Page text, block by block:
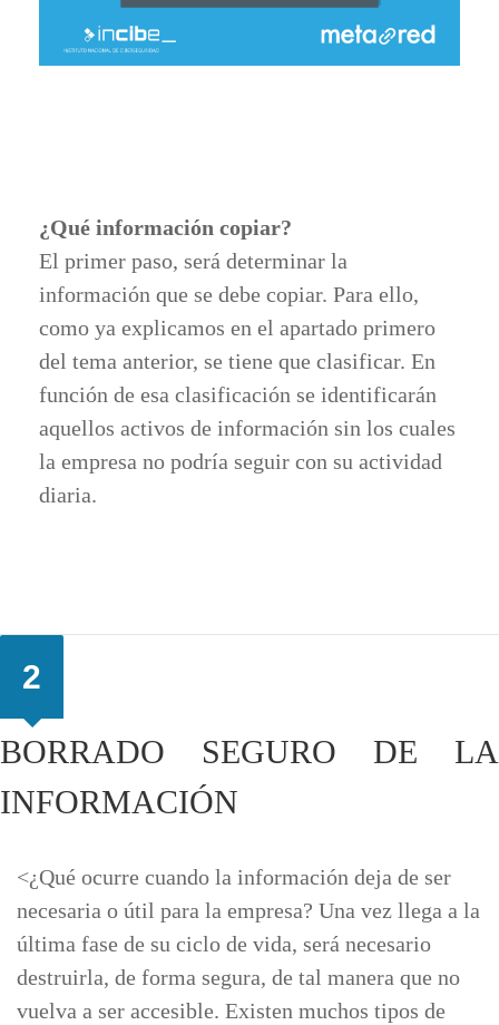
¿Qué información copiar?
El primer paso, será determinar la
información que se debe copiar. Para ello,
como ya explicamos en el apartado primero
del tema anterior, se tiene que clasificar. En
función de esa clasificación se identificarán
aquellos activos de información sin los cuales
la empresa no podría seguir con su actividad
diaria.
2
BORRADO SEGURO DE LA
INFORMACIÓN
<¿Qué ocurre cuando la información deja de ser
necesaria o útil para la empresa? Una vez llega a la
última fase de su ciclo de vida, será necesario
destruirla, de forma segura, de tal manera que no
vuelva a ser accesible. Existen muchos tipos de